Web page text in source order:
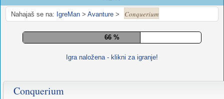
Nahajaš se na: IgreMan > Avanture > Conquerium
71 %
Igra naložena - klikni za igranje!
Za
Conquerium